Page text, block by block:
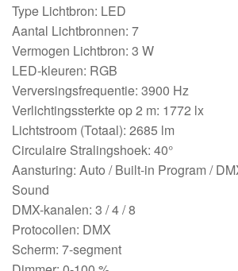
Type Lichtbron: LED
Aantal Lichtbronnen: 7
Vermogen Lichtbron: 3 W
LED-kleuren: RGB
Verversingsfrequentie: 3900 Hz
Verlichtingssterkte op 2 m: 1772 lx
Lichtstroom (Totaal): 2685 lm
Circulaire Stralingshoek: 40°
Aansturing: Auto / Built-in Program /
Sound
DMX-kanalen: 3 / 4 / 8
Protocollen: DMX
Scherm: 7-segment